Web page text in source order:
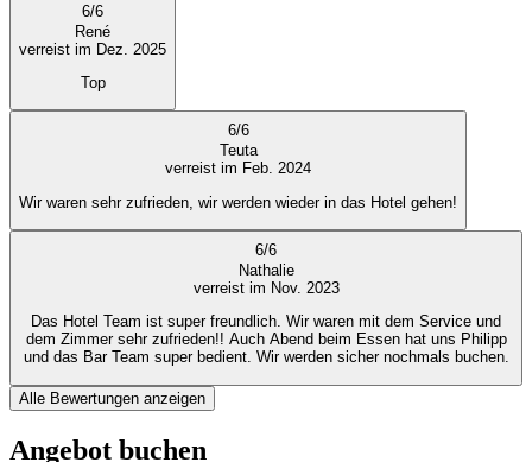
6/6
René
verreist im Dez. 2025
Top
6/6
Teuta
verreist im Feb. 2024
Wir waren sehr zufrieden, wir werden wieder in das Hotel gehen!
6/6
Nathalie
verreist im Nov. 2023
Das Hotel Team ist super freundlich. Wir waren mit dem Service und
dem Zimmer sehr zufrieden!! Auch Abend beim Essen hat uns Philipp
und das Bar Team super bedient. Wir werden sicher nochmals buchen.
Alle Bewertungen anzeigen
Angebot buchen